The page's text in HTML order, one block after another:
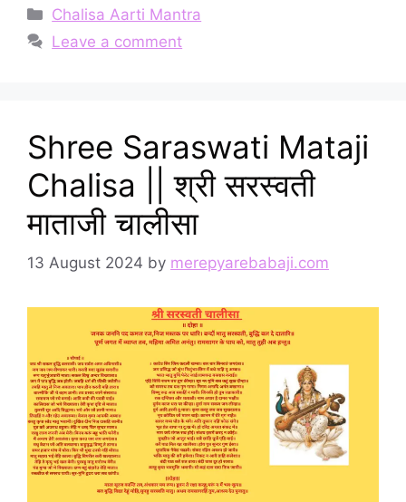
Categories
Chalisa Aarti Mantra
Leave a comment
Shree Saraswati Mataji
Chalisa || श्री सरस्वती
माताजी चालीसा
13 August 2024 by merepyarebabaji.com